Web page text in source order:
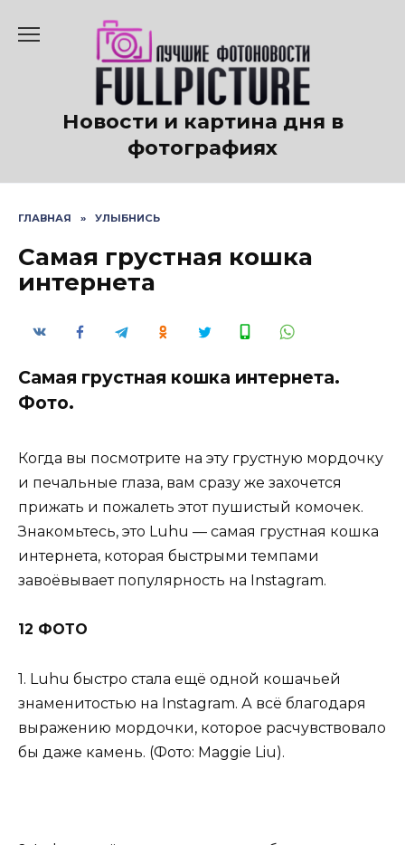
содержанию
Новости и картина дня в
фотографиях
ГЛАВНАЯ » УЛЫБНИСЬ
Самая грустная кошка
интернета
Самая грустная кошка интернета.
Фото.
Когда вы посмотрите на эту грустную мордочку
и печальные глаза, вам сразу же захочется
прижать и пожалеть этот пушистый комочек.
Знакомьтесь, это Luhu — самая грустная кошка
интернета, которая быстрыми темпами
завоёвывает популярность на Instagram.
12 ФОТО
1. Luhu быстро стала ещё одной кошачьей
знаменитостью на Instagram. А всё благодаря
выражению мордочки, которое расчувствовало
бы даже камень. (Фото: Maggie Liu).